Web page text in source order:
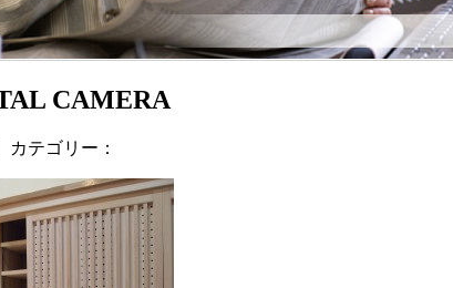
CAMERA
カテゴリー：